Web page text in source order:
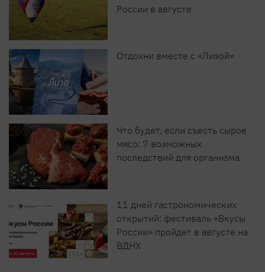
России в августе
Отдохни вместе с «Лизой»
Что будет, если съесть сырое
мясо: 7 возможных
последствий для организма
11 дней гастрономических
открытий: фестиваль «Вкусы
России» пройдет в августе на
ВДНХ